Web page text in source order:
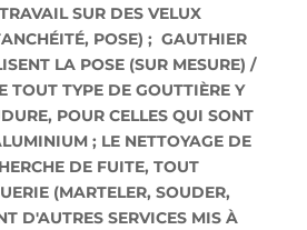
SUR DES VELUX
POSE) ; GAUTHIER
LA POSE (SUR MESURE) /
TOUT TYPE DE GOUTTIÈRE Y
POUR CELLES QUI SONT
; LE NETTOYAGE DE
DE FUITE, TOUT
(MARTELER, SOUDER,
D'AUTRES SERVICES MIS À